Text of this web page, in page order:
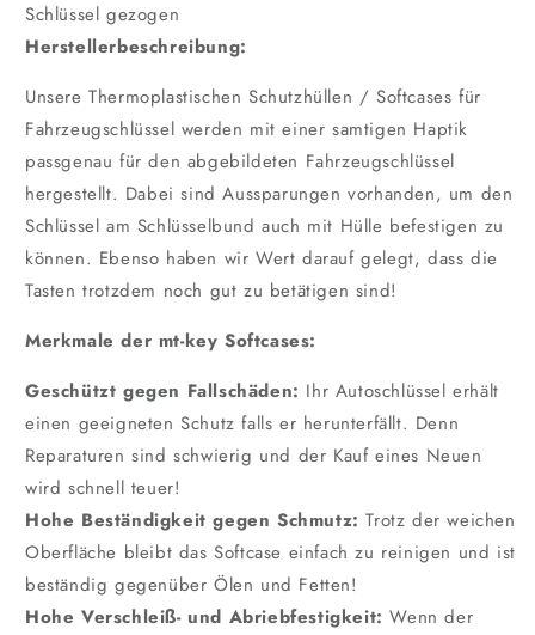
Schlüssel gezogen
Herstellerbeschreibung:
Unsere Thermoplastischen Schutzhüllen / Softcases für
Fahrzeugschlüssel werden mit einer samtigen Haptik
passgenau für den abgebildeten Fahrzeugschlüssel
hergestellt. Dabei sind Aussparungen vorhanden, um den
Schlüssel am Schlüsselbund auch mit Hülle befestigen zu
können. Ebenso haben wir Wert darauf gelegt, dass die
Tasten trotzdem noch gut zu betätigen sind!
Merkmale der mt-key Softcases:
Geschützt gegen Fallschäden: Ihr Autoschlüssel erhält
einen geeigneten Schutz falls er herunterfällt. Denn
Reparaturen sind schwierig und der Kauf eines Neuen
wird schnell teuer!
Hohe Beständigkeit gegen Schmutz:Trotz der weichen
Oberfläche bleibt das Softcase einfach zu reinigen und ist
beständig gegenüber Ölen und Fetten!
Hohe Verschleiß- und Abriebfestigkeit:Wenn der